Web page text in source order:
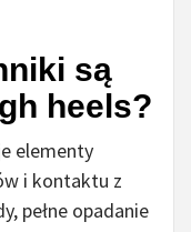
są
heels?
elementy
i kontaktu z
pełne opadanie